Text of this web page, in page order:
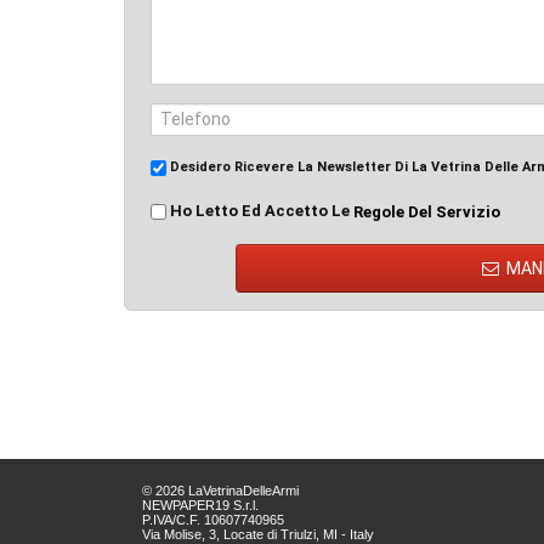
Desidero Ricevere La Newsletter Di La Vetrina Delle
Ho Letto Ed Accetto Le Regole Del Servizio
© 2026 LaVetrinaDelleArmi
NEWPAPER19 S.r.l.
P.IVA/C.F. 10607740965
Via Molise, 3, Locate di Triulzi, MI - Italy